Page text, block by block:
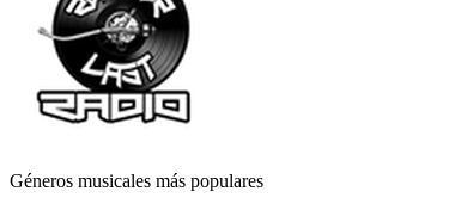
Géneros musicales más populares